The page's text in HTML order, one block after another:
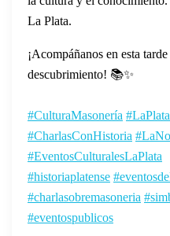
La Plata.
¡Acompáñanos en esta
descubrimiento! 📚✨
#CulturaMasonería
#CharlasConHistoria
#EventosCulturalesLaPlata
#historiaplatense
#charlasobremasoneria
#eventospublicos